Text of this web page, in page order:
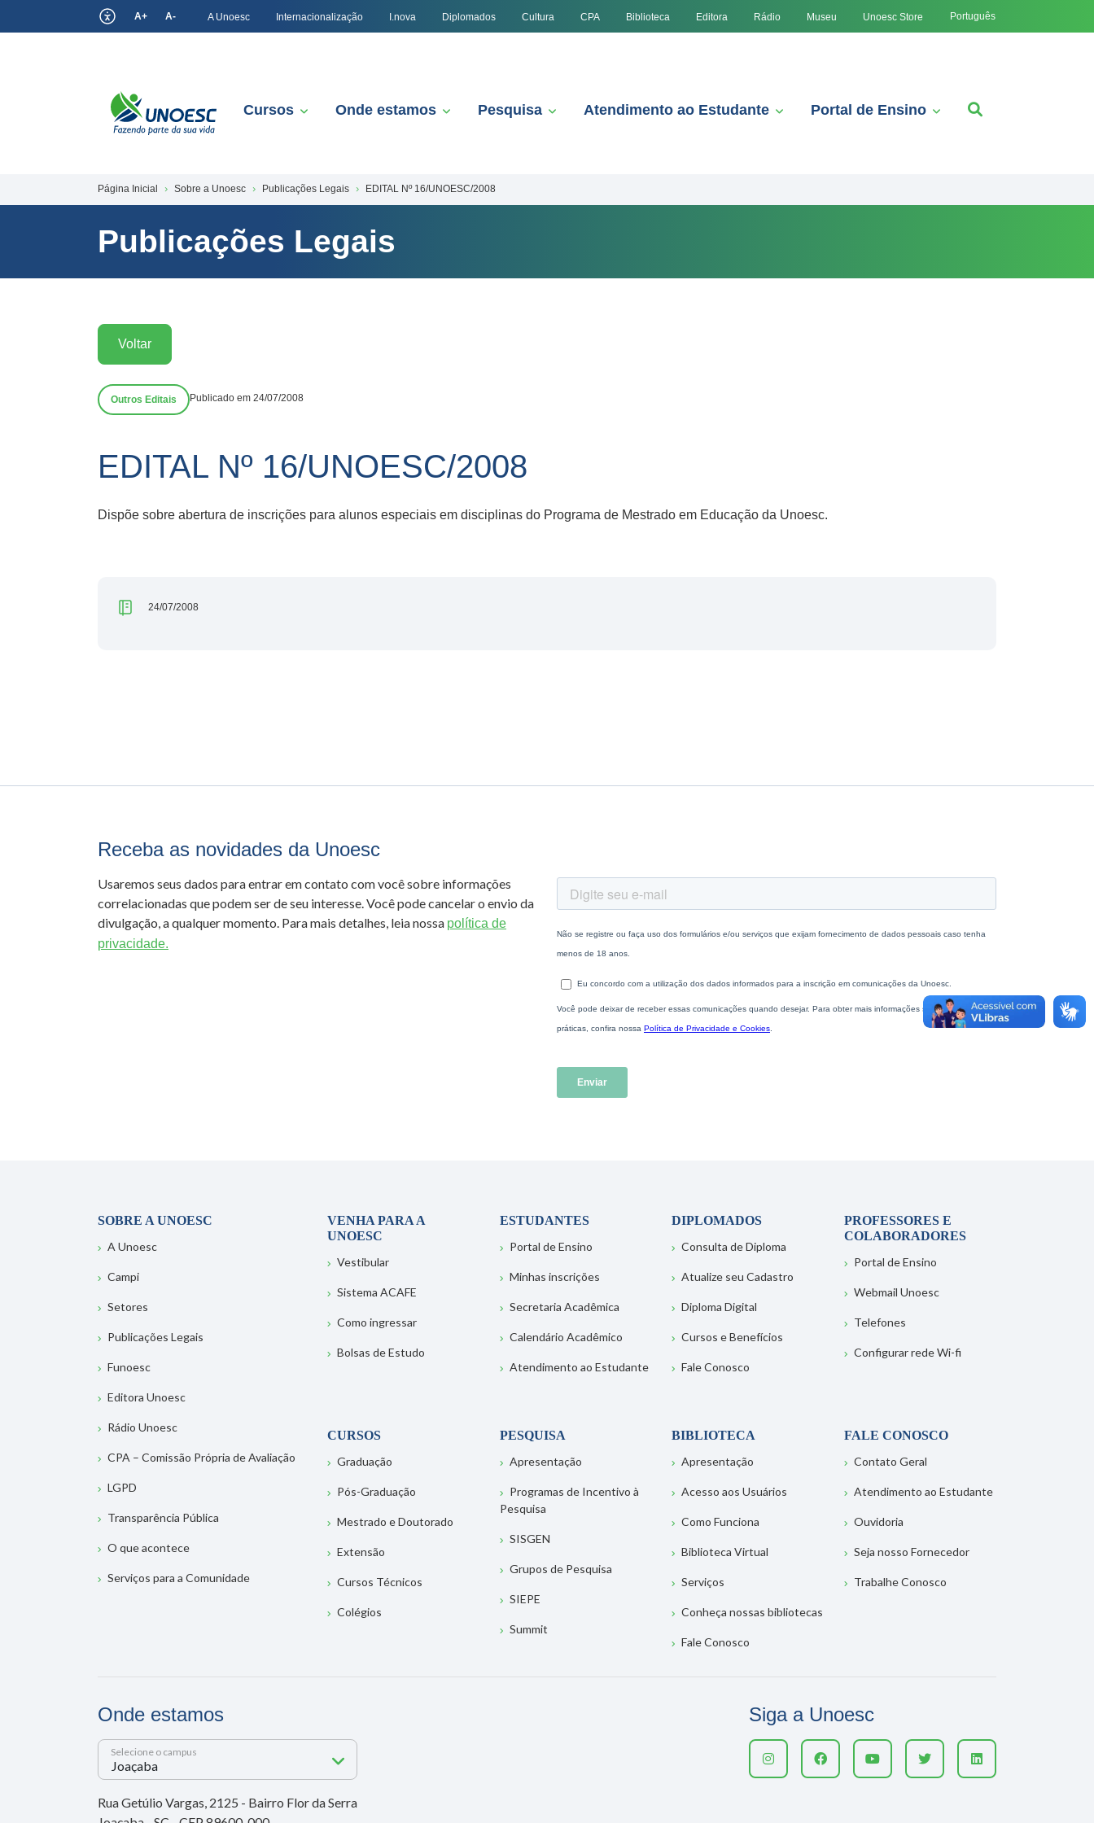
A+ A- A Unoesc Internacionalização I.nova Diplomados Cultura CPA Biblioteca Editora Rádio Museu Unoesc Store Português
Cursos Onde estamos Pesquisa Atendimento ao Estudante Portal de Ensino
Página Inicial Sobre a Unoesc Publicações Legais EDITAL Nº 16/UNOESC/2008
Publicações Legais
Voltar
Outros Editais Publicado em 24/07/2008
EDITAL Nº 16/UNOESC/2008
Dispõe sobre abertura de inscrições para alunos especiais em disciplinas do Programa de Mestrado em Educação da Unoesc.
24/07/2008
Receba as novidades da Unoesc
Usaremos seus dados para entrar em contato com você sobre informações
correlacionadas que podem ser de seu interesse. Você pode cancelar o envio da
divulgação, a qualquer momento. Para mais detalhes, leia nossa política de
privacidade.
SOBRE A UNOESC
A Unoesc
Campi
Setores
Publicações Legais
Funoesc
Editora Unoesc
Rádio Unoesc
CPA – Comissão Própria de Avaliação
LGPD
Transparência Pública
O que acontece
Serviços para a Comunidade
VENHA PARA A
UNOESC
Vestibular
Sistema ACAFE
Como ingressar
Bolsas de Estudo
ESTUDANTES
Portal de Ensino
Minhas inscrições
Secretaria Acadêmica
Calendário Acadêmico
Atendimento ao Estudante
DIPLOMADOS
Consulta de Diploma
Atualize seu Cadastro
Diploma Digital
Cursos e Benefícios
Fale Conosco
PROFESSORES E
COLABORADORES
Portal de Ensino
Webmail Unoesc
Telefones
Configurar rede Wi-fi
CURSOS
Graduação
Pós-Graduação
Mestrado e Doutorado
Extensão
Cursos Técnicos
Colégios
PESQUISA
Apresentação
Programas de Incentivo à
Pesquisa
SISGEN
Grupos de Pesquisa
SIEPE
Summit
BIBLIOTECA
Apresentação
Acesso aos Usuários
Como Funciona
Biblioteca Virtual
Serviços
Conheça nossas bibliotecas
Fale Conosco
FALE CONOSCO
Contato Geral
Atendimento ao Estudante
Ouvidoria
Seja nosso Fornecedor
Trabalhe Conosco
Onde estamos
Selecione o campus
Rua Getúlio Vargas, 2125 - Bairro Flor da Serra
Siga a Unoesc